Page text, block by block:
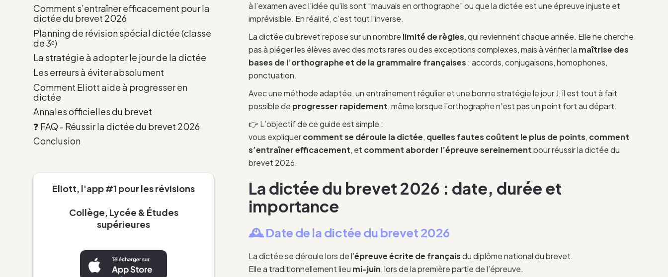
Comment s’entraîner efficacement pour la
dictée du brevet 2026
Planning de révision spécial dictée (classe
de 3ᵉ)
La stratégie à adopter le jour de la dictée
Les erreurs à éviter absolument
Comment Eliott aide à progresser en
dictée
Annales officielles du brevet
❓ FAQ - Réussir la dictée du brevet 2026
Conclusion
Eliott, l'app #1 pour les révisions
Collège, Lycée & Études
supérieures
à l’examen avec l’idée qu’ils sont “mauvais en orthographe” ou que la dictée est une épreuve injuste et
imprévisible. En réalité, c’est tout l’inverse.
La dictée du brevet repose sur un nombre limité de règles, qui reviennent chaque année. Elle ne cherche
pas à piéger les élèves avec des mots rares ou des exceptions complexes, mais à vérifier la maîtrise des
bases de l’orthographe et de la grammaire françaises : accords, conjugaisons, homophones,
ponctuation.
Avec une méthode adaptée, un entraînement régulier et une bonne stratégie le jour J, il est tout à fait
possible de progresser rapidement, même lorsque l’orthographe n’est pas un point fort au départ.
👉 L’objectif de ce guide est simple :
vous expliquercomment se déroule la dictée, quelles fautes coûtent le plus de points, comment
s’entraîner efficacement, et comment aborder l’épreuve sereinementpour réussir la dictée du
brevet 2026.
La dictée du brevet 2026 : date, durée et
importance
🕰️ Date de la dictée du brevet 2026
La dictée se déroule lors de l’épreuve écrite de françaisdu diplôme national du brevet.
Elle a traditionnellement lieu mi-juin, lors de la première partie de l’épreuve.